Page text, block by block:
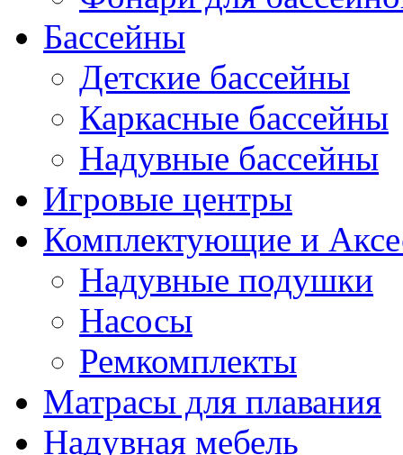
Бассейны
Детские бассейны
Каркасные бассейны
Надувные бассейны
Игровые центры
Комплектующие и
Надувные подушки
Насосы
Ремкомплекты
Матрасы для плавания
Надувная мебель